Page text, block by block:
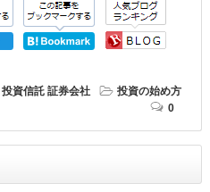
投資信託 証券会社
投資の始め方
0